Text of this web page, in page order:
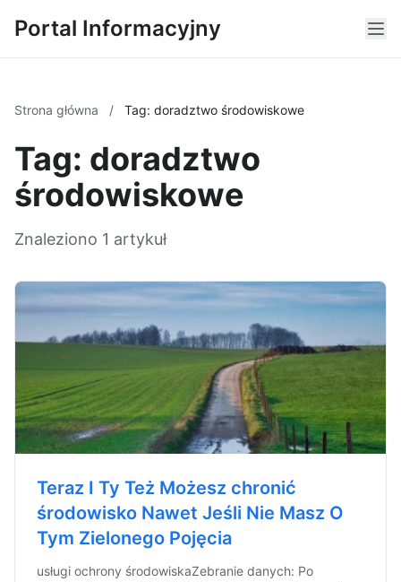
Portal Informacyjny
Strona główna / Tag: doradztwo środowiskowe
Tag: doradztwo
środowiskowe
Znaleziono 1 artykuł
Teraz I Ty Też Możesz chronić
środowisko Nawet Jeśli Nie Masz O
Tym Zielonego Pojęcia
usługi ochrony środowiskaZebranie danych: Po